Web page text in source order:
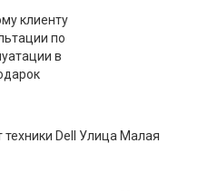
клиенту
по
в
техники Dell Улица Малая